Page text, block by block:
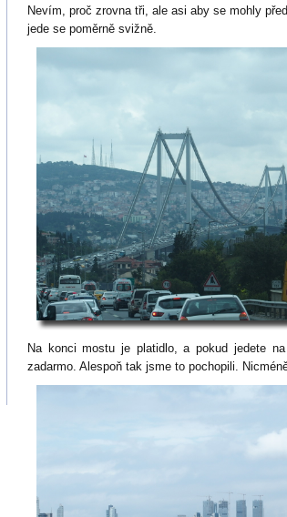
Nevím, proč zrovna tři, ale asi aby se mohly
jede se poměrně svižně.
Na konci mostu je platidlo, a pokud jedete
zadarmo. Alespoň tak jsme to pochopili.